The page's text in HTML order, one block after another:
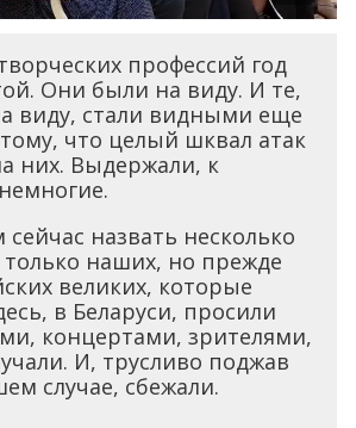
профессий год
Они были на виду. И те,
виду, стали видными еще
что целый шквал атак
них. Выдержали, к
назвать несколько
наших, но прежде
великих, которые
в Беларуси, просили
концертами, зрителями,
И, трусливо поджав
случае, сбежали.